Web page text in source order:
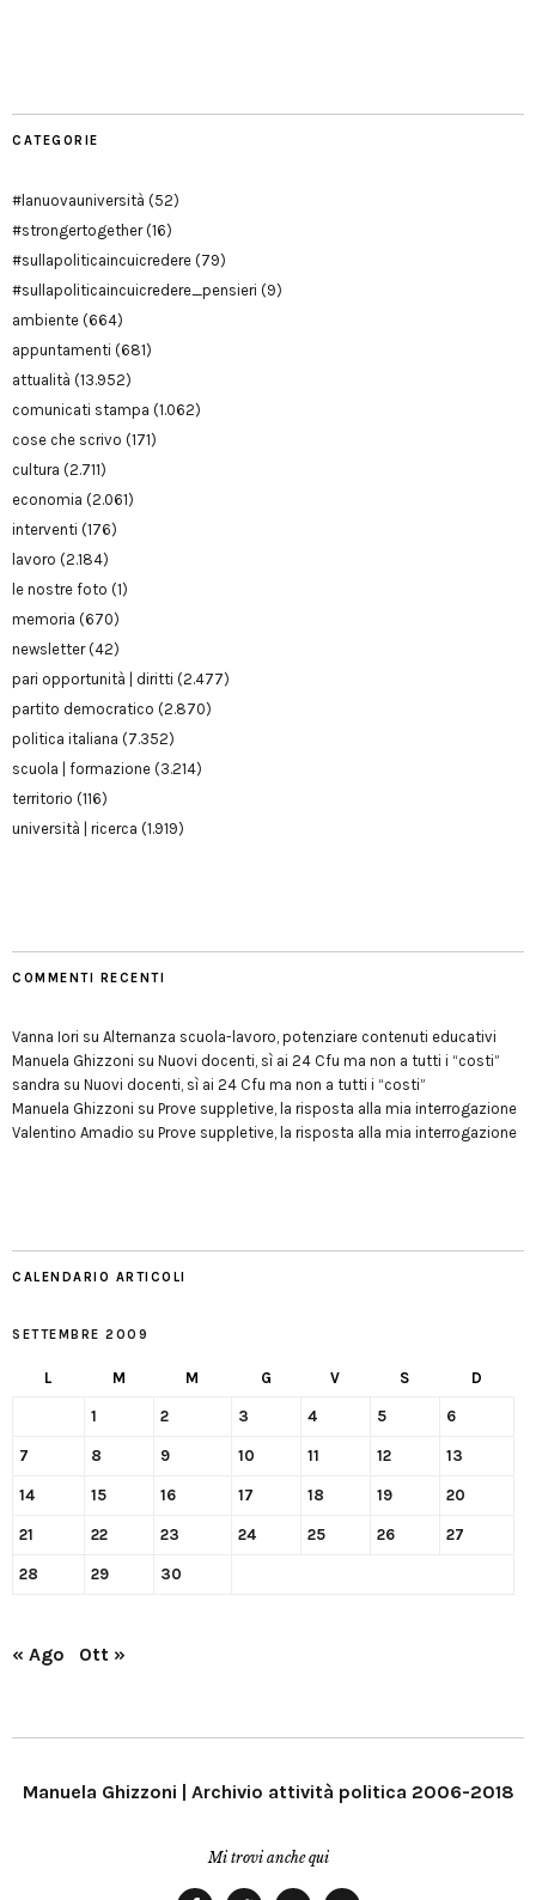
CATEGORIE
#lanuovauniversità (52)
#strongertogether(16)
#sullapoliticaincuicredere (79)
#sullapoliticaincuicredere_pensieri (9)
ambiente (664)
appuntamenti (681)
attualità (13.952)
comunicati stampa (1.062)
cose che scrivo (171)
cultura (2.711)
economia (2.061)
interventi (176)
lavoro (2.184)
le nostre foto (1)
memoria (670)
newsletter(42)
pari opportunità | diritti (2.477)
partito democratico (2.870)
politica italiana (7.352)
scuola | formazione (3.214)
territorio (116)
università | ricerca (1.919)
COMMENTI RECENTI
Vanna Iori su Alternanza scuola-lavoro, potenziare contenuti educativi
Manuela Ghizzoni su Nuovi docenti, sì ai 24 Cfu ma non a tutti i “costi”
sandra su Nuovi docenti, sì ai 24 Cfu ma non a tutti i “costi”
Manuela Ghizzoni su Prove suppletive, la risposta alla mia interrogazione
Valentino Amadio su Prove suppletive, la risposta alla mia interrogazione
CALENDARIO ARTICOLI
SETTEMBRE 2009
L M M G V S D
1 2 3 4 5 6
7 8 9 10 11 12 13
14 15 16 17 18 19 20
21 22 23 24 25 26 27
28 29 30
« Ago Ott »
Manuela Ghizzoni | Archivio attività politica 2006-2018
Mi trovi anche qui